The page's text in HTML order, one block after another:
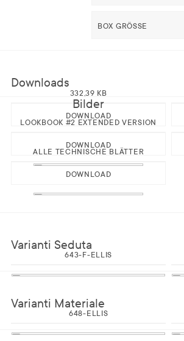
BOX GRÖSSE
Downloads
Bilder
332,39 KB
DOWNLOAD
LOOKBOOK #2 EXTENDED VERSION
DOWNLOAD
ALLE TECHNISCHE BLÄTTER
DOWNLOAD
Varianti Seduta
643-F-ELLIS
Varianti Materiale
648-ELLIS